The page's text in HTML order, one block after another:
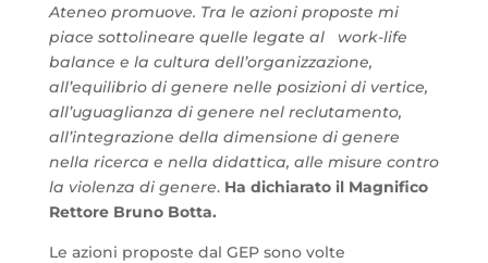
Ateneo promuove. Tra le azioni proposte mi
piace sottolineare quelle legate al work-life
balance e la cultura dell’organizzazione,
all’equilibrio di genere nelle posizioni di vertice,
all’uguaglianza di genere nel reclutamento,
all’integrazione della dimensione di genere
nella ricerca e nella didattica, alle misure contro
la violenza di genere. Ha dichiarato il Magnifico
Rettore Bruno Botta.
Le azioni proposte dal GEP sono volte